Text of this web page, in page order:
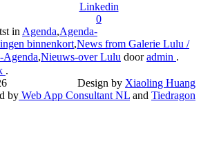
Linkedin
0
in Agenda,Agenda-
binnenkort,News from Galerie Lulu /
Agenda,Nieuws-over Lulu dooradmin .
.
Design by Xiaoling Huang
by Web App Consultant NL and Tiedragon